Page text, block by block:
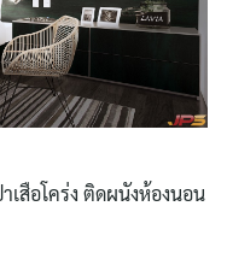
สือโคร่ง ติดผนังห้องนอน